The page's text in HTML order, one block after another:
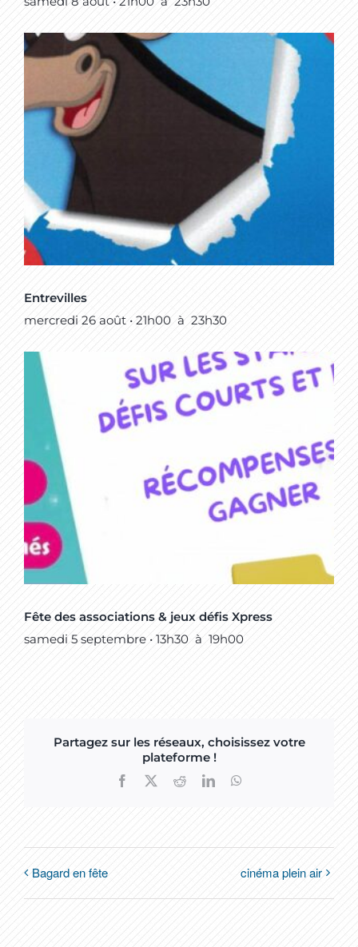
Entrevilles
mercredi 26 août • 21h00 à 23h30
Fête des associations & jeux défis Xpress
samedi 5 septembre • 13h30 à 19h00
Partagez sur les réseaux, choisissez votre
plateforme !
Facebook RedditLinkedIn
Bagard en fête cinéma plein air